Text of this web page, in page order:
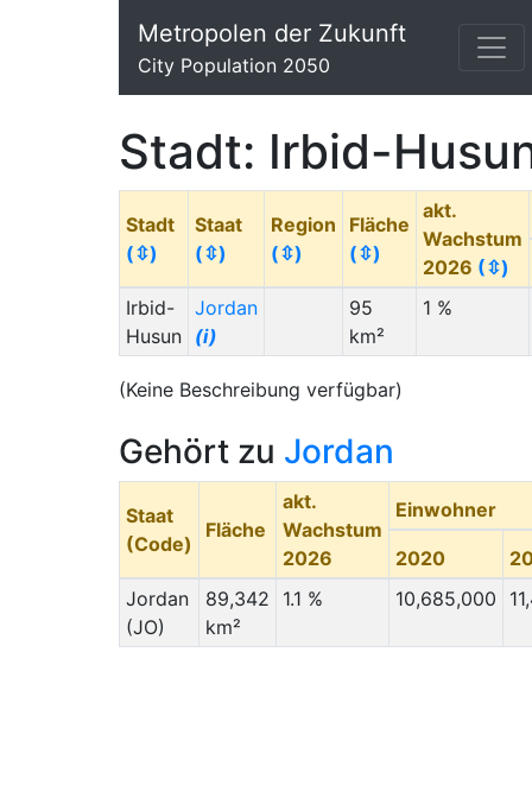
Metropolen der Zukunft
City Population 2050
Stadt: Irbid-
Stadt
(⇳)
Staat
(⇳)
Region
(⇳)
Fläche
(⇳)
akt.
Wachstum
2026 (⇳)
Irbid-
Husun
Jordan
(i)
95
km²
1 %
(Keine Beschreibung verfügbar)
Gehört zu Jordan
Staat
(Code)
Fläche
akt.
Wachstum
2026
Einwohner
2020
Jordan
(JO)
89,342
km²
1.1 % 10,685,000